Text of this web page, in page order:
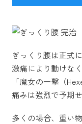
ぎっくり腰は正式
激痛により動けな
「魔女の一撃（
痛みは強烈で予期
多くの場合、重い